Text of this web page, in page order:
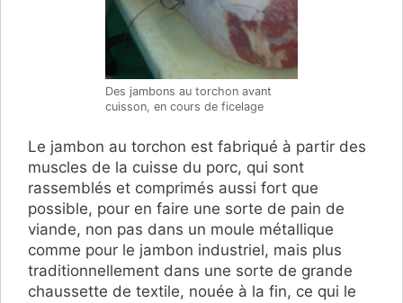
Des jambons au torchon avant
cuisson, en cours de ficelage
Le jambon au torchon est fabriqué à partir des
muscles de la cuisse du porc, qui sont
rassemblés et comprimés aussi fort que
possible, pour en faire une sorte de pain de
viande, non pas dans un moule métallique
comme pour le jambon industriel, mais plus
traditionnellement dans une sorte de grande
chaussette de textile, nouée à la fin, ce qui le